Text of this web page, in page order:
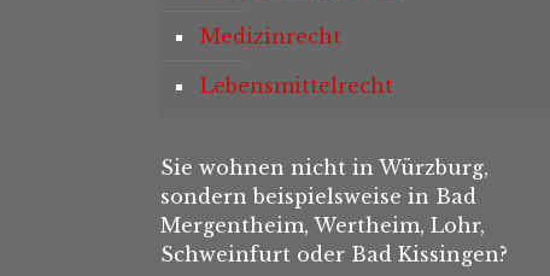
Medizinrecht
Lebensmittelrecht
Sie wohnen nicht in Würzburg,
sondern beispielsweise in Bad
Mergentheim, Wertheim, Lohr,
Schweinfurt oder Bad Kissingen?